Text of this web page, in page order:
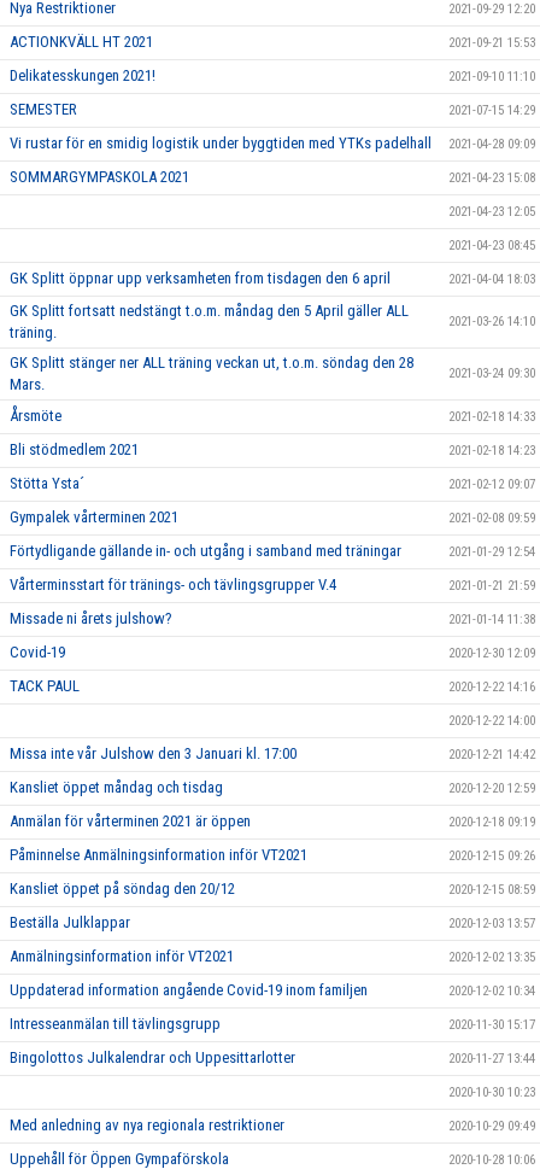
Nya Restriktioner 2021-09-29 12:20
ACTIONKVÄLL HT 2021 2021-09-21 15:53
Delikatesskungen 2021! 2021-09-10 11:10
SEMESTER 2021-07-15 14:29
Vi rustar för en smidig logistik under byggtiden med YTKs padelhall 2021-04-28 09:09
SOMMARGYMPASKOLA 2021 2021-04-23 15:08
2021-04-23 12:05
2021-04-23 08:45
GK Splitt öppnar upp verksamheten from tisdagen den 6 april 2021-04-04 18:03
GK Splitt fortsatt nedstängt t.o.m. måndag den 5 April gäller ALL
träning.
2021-03-26 14:10
GK Splitt stänger ner ALL träning veckan ut, t.o.m. söndag den 28
Mars.
2021-03-24 09:30
Årsmöte 2021-02-18 14:33
Bli stödmedlem 2021 2021-02-18 14:23
Stötta Ysta´ 2021-02-12 09:07
Gympalek vårterminen 2021 2021-02-08 09:59
Förtydligande gällande in- och utgång i samband med träningar 2021-01-29 12:54
Vårterminsstart för tränings- och tävlingsgrupper V.4 2021-01-21 21:59
Missade ni årets julshow? 2021-01-14 11:38
Covid-19 2020-12-30 12:09
TACK PAUL 2020-12-22 14:16
2020-12-22 14:00
Missa inte vår Julshow den 3 Januari kl. 17:00 2020-12-21 14:42
Kansliet öppet måndag och tisdag 2020-12-20 12:59
Anmälan för vårterminen 2021 är öppen 2020-12-18 09:19
Påminnelse Anmälningsinformation inför VT2021 2020-12-15 09:26
Kansliet öppet på söndag den 20/12 2020-12-15 08:59
Beställa Julklappar 2020-12-03 13:57
Anmälningsinformation inför VT2021 2020-12-02 13:35
Uppdaterad information angående Covid-19 inom familjen 2020-12-02 10:34
Intresseanmälan till tävlingsgrupp 2020-11-30 15:17
Bingolottos Julkalendrar och Uppesittarlotter 2020-11-27 13:44
2020-10-30 10:23
Med anledning av nya regionala restriktioner 2020-10-29 09:49
Uppehåll för Öppen Gympaförskola 2020-10-28 10:06